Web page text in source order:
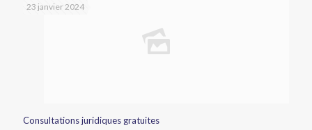
23 janvier 2024
Consultations juridiques gratuites